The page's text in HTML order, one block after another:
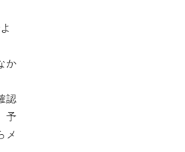
か
認
予
メ